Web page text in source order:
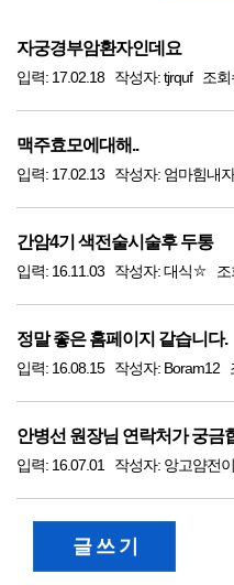
자궁경부암환자인데요
입력: 17.02.18 작성자: tjrquf 조회
맥주효모에대해..
입력: 17.02.13 작성자: 엄마힘내
간암4기 색전술시술후 두통
입력: 16.11.03 작성자: 대식⛦ 조
정말 좋은 홈페이지 같습니다.
입력: 16.08.15 작성자: Boram12
안병선 원장님 연락처가 궁금
입력: 16.07.01 작성자: 앙고얌전
글 쓰 기